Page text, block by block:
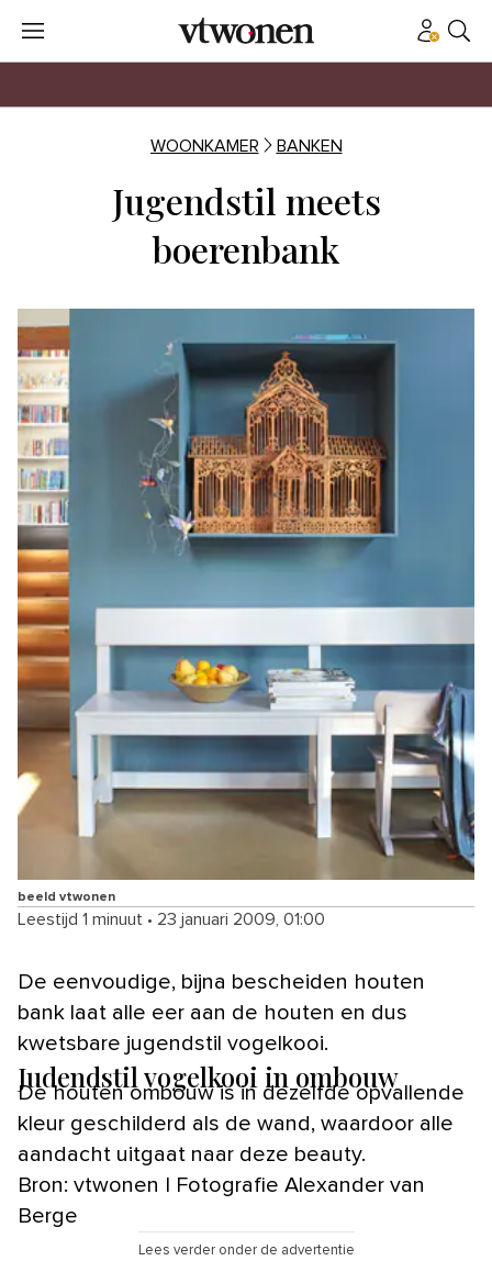
WOONKAMER BANKEN
Jugendstil meets
boerenbank
beeld vtwonen
Leestijd 1 minuut • 23 januari 2009, 01:00
De eenvoudige, bijna bescheiden houten
bank laat alle eer aan de houten en dus
kwetsbare jugendstil vogelkooi.
Judendstil vogelkooi in ombouw
De houten ombouw is in dezelfde opvallende
kleur geschilderd als de wand, waardoor alle
aandacht uitgaat naar deze beauty.
Bron: vtwonen | Fotografie Alexander van
Berge
Lees verder onder de advertentie